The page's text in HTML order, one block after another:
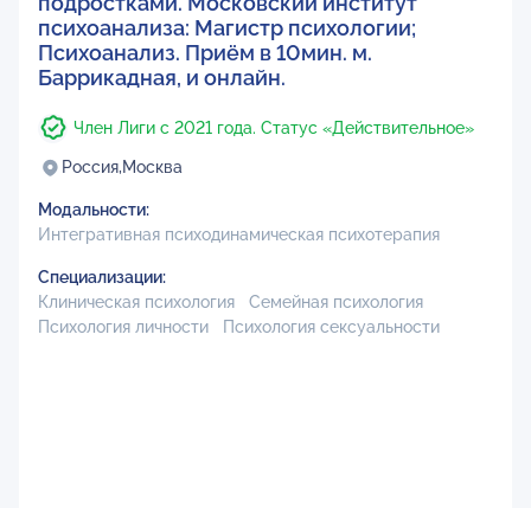
психоанализа: Магистр психологии;
Психоанализ. Приём в 10мин. м.
Баррикадная, и онлайн.
Член Лиги с 2021 года. Статус «Действительное»
Россия,Москва
Модальности:
Интегративная психодинамическая психотерапия
Специализации:
Клиническая психология
Семейная психология
Психология личности
Психология сексуальности